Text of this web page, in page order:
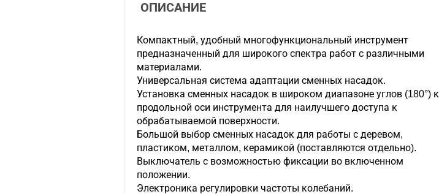
ОПИСАНИЕ
Компактный, удобный многофункциональный инструмент
предназначенный для широкого спектра работ с различными
материалами.
Универсальная система адаптации сменных насадок.
Установка сменных насадок в широком диапазоне углов (180°) к
продольной оси инструмента для наилучшего доступа к
обрабатываемой поверхности.
Большой выбор сменных насадок для работы с деревом,
пластиком, металлом, керамикой (поставляются отдельно).
Выключатель с возможностью фиксации во включенном
положении.
Электроника регулировки частоты колебаний.